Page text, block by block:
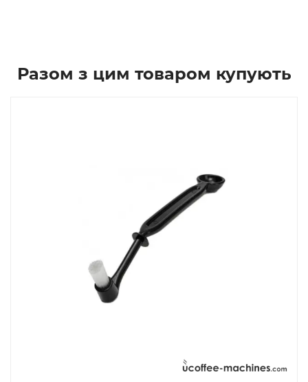
Разом з цим товаром купують